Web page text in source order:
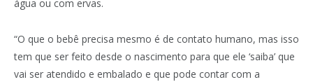
água ou com ervas.
“O que o bebê precisa mesmo é de contato humano, mas isso
tem que ser feito desde o nascimento para que ele ‘saiba’ que
vai ser atendido e embalado e que pode contar com a